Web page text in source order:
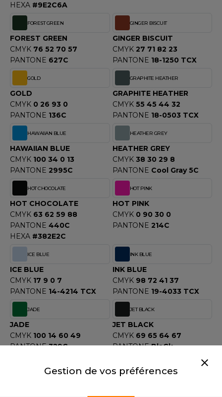
HEXA #9E2C6A
FOREST GREEN
FOREST GREEN
CMYK 76 52 70 57
PANTONE 627C
GINGER BISCUIT
GINGER BISCUIT
CMYK 27 71 82 23
PANTONE 18-1250 TCX
GOLD
GOLD
CMYK 0 26 93 0
PANTONE 136C
GRAPHITE HEATHER
GRAPHITE HEATHER
CMYK 55 45 44 32
PANTONE 18-0503 TCX
HAWAIIAN BLUE
HAWAIIAN BLUE
CMYK 100 34 0 13
PANTONE 2995C
HEATHER GREY
HEATHER GREY
CMYK 38 30 29 8
PANTONE Cool Gray 5C
HOT CHOCOLATE
HOT CHOCOLATE
CMYK 63 62 59 88
PANTONE 440C
HEXA #382E2C
HOT PINK
HOT PINK
CMYK 0 90 30 0
PANTONE 214C
ICE BLUE
ICE BLUE
CMYK 17 9 0 7
PANTONE 14-4214 TCX
INK BLUE
INK BLUE
CMYK 98 72 41 37
PANTONE 19-4033 TCX
JADE
JADE
CMYK 100 14 60 49
PANTONE 329C
JET BLACK
JET BLACK
CMYK 69 65 64 67
PANTONE BlaCk
KELLY GREEN KHAKI
Gestion de vos préférences